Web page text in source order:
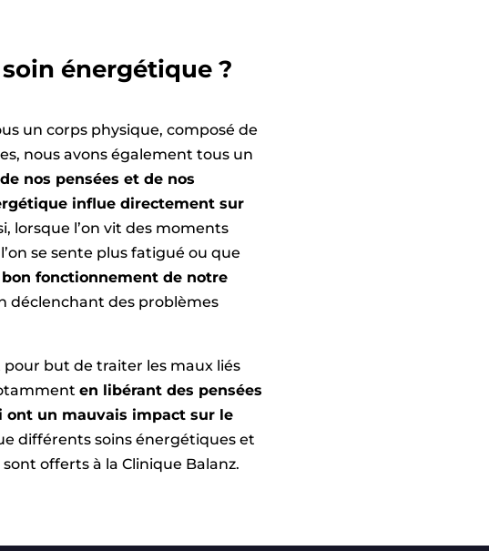
soin énergétique ?
un corps physique, composé de
nous avons également tous un
nos pensées et de nos
influe directement sur
lorsque l’on vit des moments
se sente plus fatigué ou que
fonctionnement de notre
déclenchant des problèmes
but de traiter les maux liés
en libérant des pensées
un mauvais impact sur le
différents soins énergétiques et
offerts à la Clinique Balanz.